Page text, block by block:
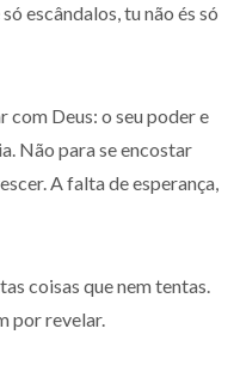
escândalos, tu não és só
com Deus: o seu poder e
Não para se encostar
A falta de esperança,
coisas que nem tentas.
por revelar.